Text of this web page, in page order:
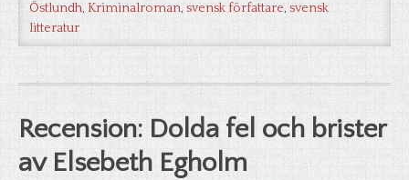
Östlundh, Kriminalroman, svensk författare, svensk
litteratur
Recension: Dolda fel och brister
av Elsebeth Egholm